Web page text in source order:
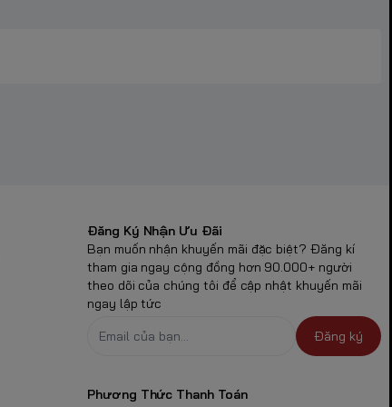
Đăng Ký Nhận Ưu Đãi
Bạn muốn nhận khuyến mãi đặc biệt? Đăng kí
tham gia ngay cộng đồng hơn 90.000+ người
theo dõi của chúng tôi để cập nhật khuyến mãi
ngay lập tức
Đăng ký
Phương Thức Thanh Toán